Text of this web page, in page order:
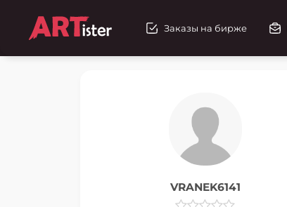
Заказы на бирже
VRANEK6141